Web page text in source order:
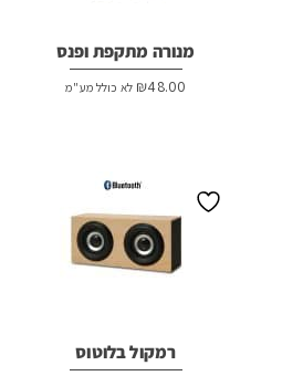
מנורה מתקפת ופנס
₪48.00 לא כולל מע"מ
רמקול בלוטוס